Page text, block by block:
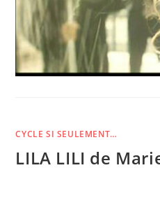
CYCLE SI SEULEMENT…
LILA LILI de